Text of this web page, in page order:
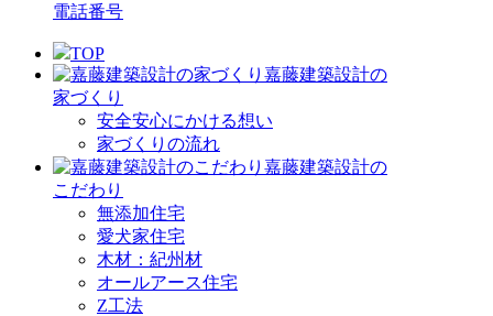
電話番号
TOP
嘉藤建築設計の
家づくり
安全安心にかける想い
家づくりの流れ
嘉藤建築設計の
こだわり
無添加住宅
愛犬家住宅
木材：紀州材
オールアース住宅
Z工法